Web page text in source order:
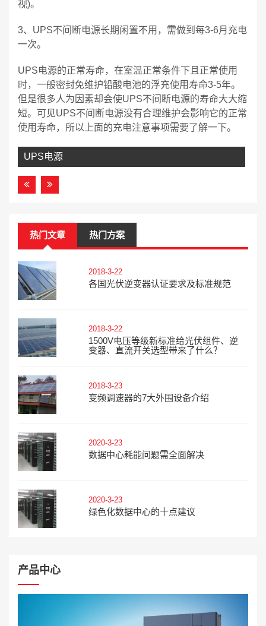
视)。
3、UPS不间断电源长期闲置不用，需做到每3-6月充电
一次。
UPS电源的正常寿命，在室温正常条件下且正常使用
时，一般密封免维护铅酸电池的浮充使用寿命3-5年。
但是很多人为因素却会使UPS不间断电源的寿命大大缩
短。可见UPS不间断电源没有合理维护会影响它的正常
使用寿命，所以上面的充电注意事项需要了解一下。
UPS电源
热门文章 热门方案
2018-3-22
各国光伏逆变器认证要求及标准规范
2018-3-22
1500V电压等级新标准给光伏组件、逆
变器、直流开关选型带来了什么？
2018-3-23
变频调速器的7大外围设备介绍
2020-3-23
数据中心耗能问题需全面解决
2020-3-23
绿色化数据中心的十点建议
产品中心